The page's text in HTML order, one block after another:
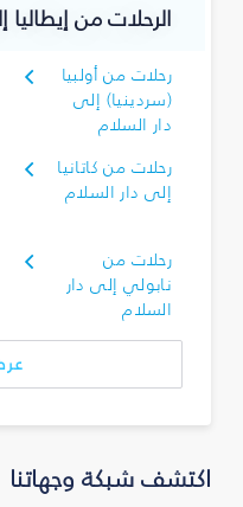
الرحلات من إيطاليا
رحلات من أولبيا
(سردينيا) إلى
دار السلام
رحلات من كاتانيا
إلى دار السلام
رحلات من
نابولي إلى دار
السلام
اكتشف شبكة وجهاتنا